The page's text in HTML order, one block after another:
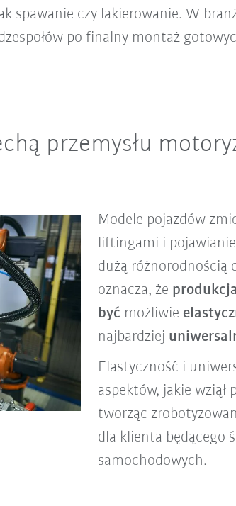
spawanie czy lakierowanie. W
po finalny montaż
przemysłu
Modele pojazdów
liftingami i
dużą różnorodnością
oznacza, że
być możliwie
najbardziej
Elastyczność i
aspektów, jakie wziął
tworząc
dla klienta będącego
samochodowych.